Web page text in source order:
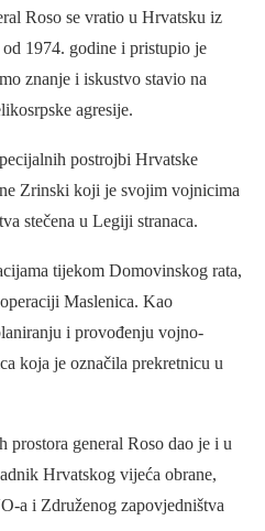
Roso se vratio u Hrvatsku iz
1974. godine i pristupio je
znanje i iskustvo stavio na
agresije.
postrojbi Hrvatske
Zrinski koji je svojim vojnicima
stečena u Legiji stranaca.
tijekom Domovinskog rata,
Maslenica. Kao
i provođenju vojno-
koja je označila prekretnicu u
prostora general Roso dao je i u
Hrvatskog vijeća obrane,
a i Združenog zapovjedništva